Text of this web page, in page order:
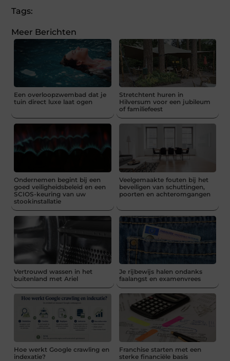
Tags:
Meer Berichten
Een overloopzwembad dat je
tuin direct luxe laat ogen
Stretchtent huren in
Hilversum voor een jubileum
of familiefeest
Ondernemen begint bij een
goed veiligheidsbeleid en een
SCIOS-keuring van uw
stookinstallatie
Veelgemaakte fouten bij het
beveiligen van schuttingen,
poorten en achteromgangen
Vertrouwd wassen in het
buitenland met Ariel
Je rijbewijs halen ondanks
faalangst en examenvrees
Hoe werkt Google crawling en
indexatie?
Franchise starten met een
sterke financiële basis